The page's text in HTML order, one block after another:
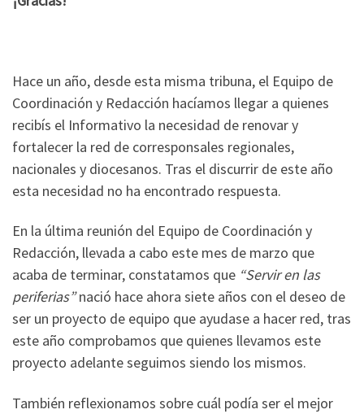
Hace un año, desde esta misma tribuna, el Equipo de
Coordinación y Redacción hacíamos llegar a quienes
recibís el Informativo la necesidad de renovar y
fortalecer la red de corresponsales regionales,
nacionales y diocesanos. Tras el discurrir de este año
esta necesidad no ha encontrado respuesta.
En la última reunión del Equipo de Coordinación y
Redacción, llevada a cabo este mes de marzo que
acaba de terminar, constatamos que “Servir en las
periferias”nació hace ahora siete años con el deseo de
ser un proyecto de equipo que ayudase a hacer red, tras
este año comprobamos que quienes llevamos este
proyecto adelante seguimos siendo los mismos.
También reflexionamos sobre cuál podía ser el mejor